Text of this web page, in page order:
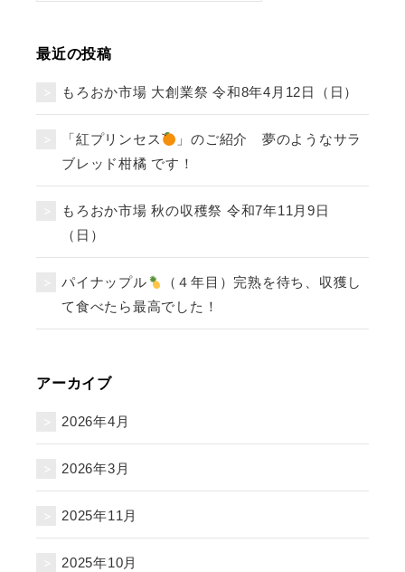
最近の投稿
もろおか市場 大創業祭 令和8年4月12日（日）
「紅プリンセス
」のご紹介 夢のようなサラ
ブレッド柑橘 です！
もろおか市場 秋の収穫祭 令和7年11月9日
（日）
パイナップル
（４年目）完熟を待ち、収獲し
て食べたら最高でした！
アーカイブ
2026年4月
2026年3月
2025年11月
2025年10月